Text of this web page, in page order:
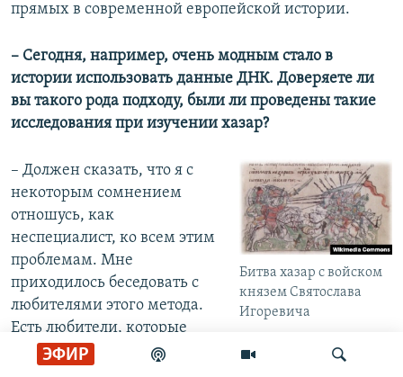
ЭФИР
прямых в современной европейской истории.
– Сегодня, например, очень модным стало в
истории использовать данные ДНК. Доверяете ли
вы такого рода подходу, были ли проведены такие
исследования при изучении хазар?
Битва хазар с войском
князем Святослава
Игоревича
– Должен сказать, что я с
некоторым сомнением
отношусь, как
неспециалист, ко всем этим
проблемам. Мне
приходилось беседовать с
любителями этого метода.
Есть любители, которые
опровергали присутствие